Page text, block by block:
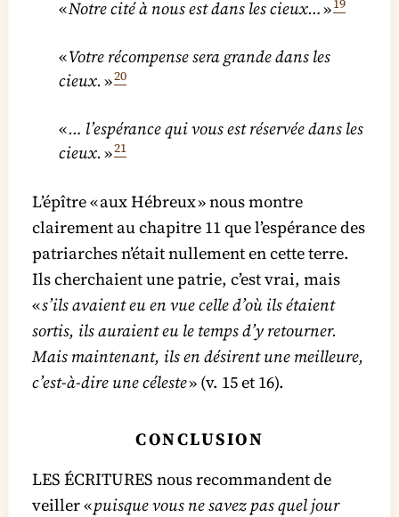
«Notre cité à nous est dans les cieux…»19
«Votre récompense sera grande dans les
cieux.»20
«… l’espérance qui vous est réservée dans les
cieux.»21
L’épître « aux Hébreux » nous montre
clairement au chapitre 11 que l’espérance des
patriarches n’était nullement en cette terre.
Ils cherchaient une patrie, c’est vrai, mais
«s’ils avaient eu en vue celle d’où ils étaient
sortis, ils auraient eu le temps d’y retourner.
Mais maintenant, ils en désirent une meilleure,
c’est-à-dire une céleste» (v. 15 et 16).
CONCLUSION
LES ÉCRITURES nous recommandent de
veiller «puisque vous ne savez pas quel jour